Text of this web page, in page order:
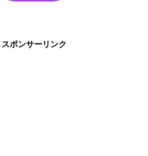
スポンサーリンク